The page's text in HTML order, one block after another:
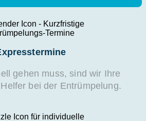
gehen muss, sind wir Ihre
bei der Entrümpelung.